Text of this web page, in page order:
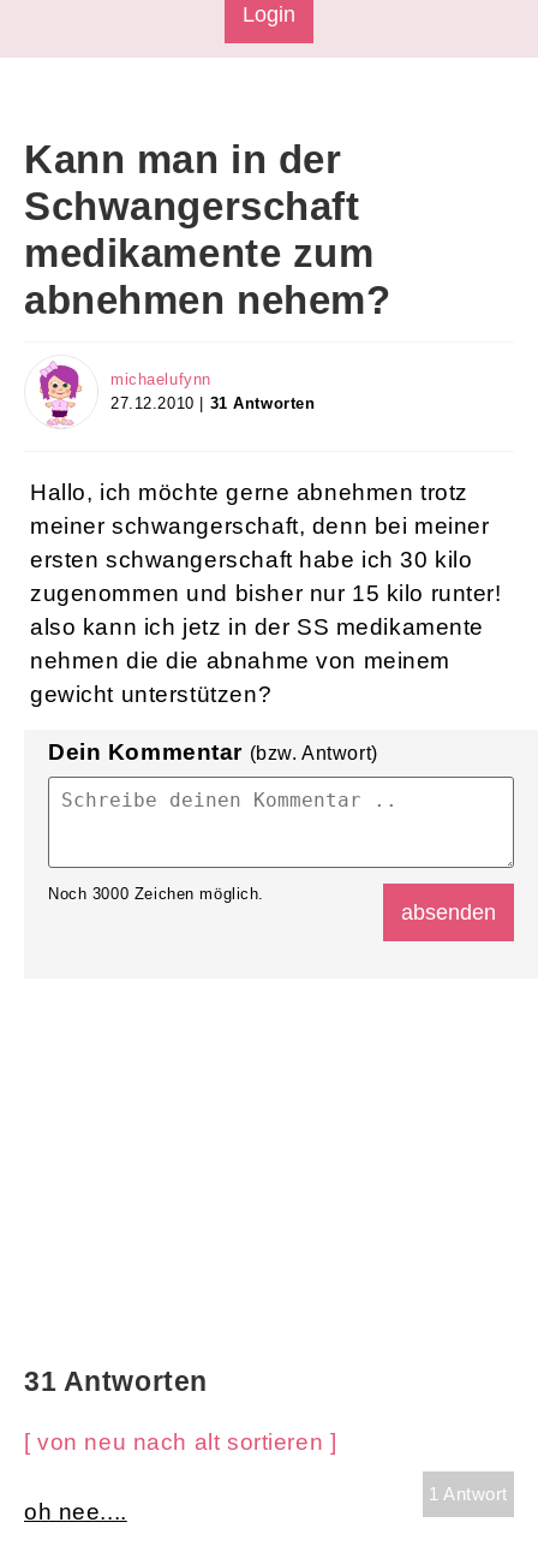
Login
Kann man in der
Schwangerschaft
medikamente zum
abnehmen nehem?
michaelufynn
27.12.2010 | 31 Antworten
Hallo, ich möchte gerne abnehmen trotz
meiner schwangerschaft, denn bei meiner
ersten schwangerschaft habe ich 30 kilo
zugenommen und bisher nur 15 kilo runter!
also kann ich jetz in der SS medikamente
nehmen die die abnahme von meinem
gewicht unterstützen?
Dein Kommentar (bzw. Antwort)
Noch 3000 Zeichen möglich.
31 Antworten
[ von neu nach alt sortieren ]
1 Antwort
oh nee....